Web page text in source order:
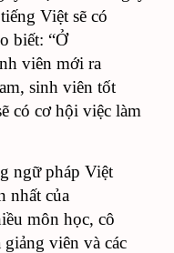
Việt sẽ có
biết: “Ở
viên mới ra
sinh viên tốt
có cơ hội việc làm
ngữ pháp Việt
nhất của
môn học, cô
viên và các